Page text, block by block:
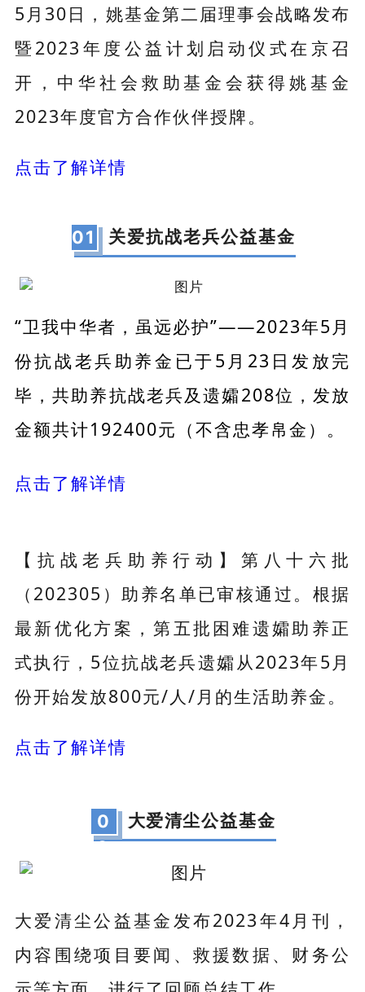
5月30日，姚基金第二届理事会战略发布
暨2023年度公益计划启动仪式在京召
开，中华社会救助基金会获得姚基金
2023年度官方合作伙伴授牌。
点击了解详情
01 关爱抗战老兵公益基金
“卫我中华者，虽远必护”——2023年5月
份抗战老兵助养金已于5月23日发放完
毕，共助养抗战老兵及遗孀208位，发放
金额共计192400元（不含忠孝帛金）。
点击了解详情
【抗战老兵助养行动】第八十六批
（202305）助养名单已审核通过。根据
最新优化方案，第五批困难遗孀助养正
式执行，5位抗战老兵遗孀从2023年5月
份开始发放800元/人/月的生活助养金。
点击了解详情
0
2
大爱清尘公益基金
大爱清尘公益基金发布2023年4月刊，
内容围绕项目要闻、救援数据、财务公